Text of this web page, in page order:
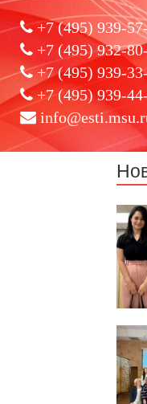
+7 (495) 939-
+7 (495) 932-
+7 (495) 939-
+7 (495) 939-